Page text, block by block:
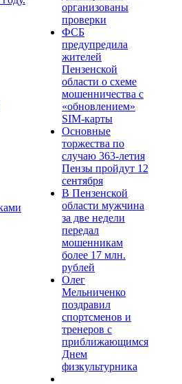
организованы
проверки
ФСБ
предупредила
жителей
Пензенской
области о схеме
мошенничества c
«обновлением»
SIM-карты
Основные
торжества по
случаю 363-летия
Пензы пройдут 12
сентября
В Пензенской
области мужчина
за две недели
передал
мошенникам
более 17 млн.
рублей
Олег
Мельниченко
поздравил
спортсменов и
тренеров с
приближающимся
Днем
физкультурника